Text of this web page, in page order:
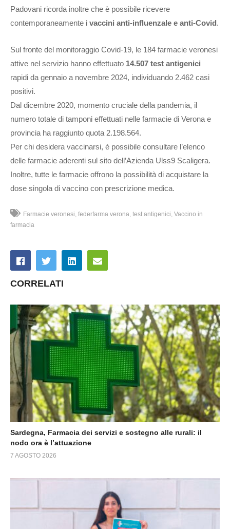
Padovani ricorda inoltre che è possibile ricevere
contemporaneamente i vaccini anti-influenzale e anti-Covid.
Sul fronte del monitoraggio Covid-19, le 184 farmacie veronesi
attive nel servizio hanno effettuato 14.507 test antigenici
rapidi da gennaio a novembre 2024, individuando 2.462 casi
positivi.
Dal dicembre 2020, momento cruciale della pandemia, il
numero totale di tamponi effettuati nelle farmacie di Verona e
provincia ha raggiunto quota 2.198.564.
Per chi desidera vaccinarsi, è possibile consultare l’elenco
delle farmacie aderenti sul sito dell’Azienda Ulss9 Scaligera.
Inoltre, tutte le farmacie offrono la possibilità di acquistare la
dose singola di vaccino con prescrizione medica.
Farmacie veronesi federfarma verona test antigenici Vaccino in
farmacia
CORRELATI
Sardegna, Farmacia dei servizi e sostegno alle rurali: il
nodo ora è l’attuazione
7 AGOSTO 2026